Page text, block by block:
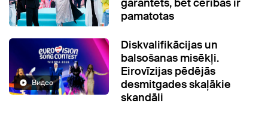
garantēts, bet cerības ir
pamatotas
Видео
Diskvalifikācijas un
balsošanas misēkļi.
Eirovīzijas pēdējās
desmitgades skaļākie
skandāli